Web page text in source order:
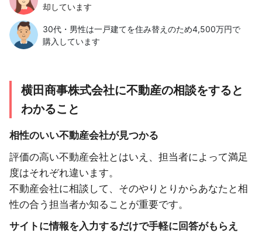
却しています
30代・男性は一戸建てを住み替えのため4,500万円で
購入しています
横田商事株式会社に不動産の相談をすると
わかること
相性のいい不動産会社が見つかる
評価の高い不動産会社とはいえ、担当者によって満足
度はそれぞれ違います。
不動産会社に相談して、そのやりとりからあなたと相
性の合う担当者か知ることが重要です。
サイトに情報を入力するだけで手軽に回答がもらえ